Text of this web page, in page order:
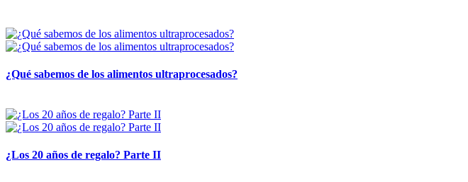
¿Qué sabemos de los alimentos ultraprocesados?
¿Los 20 años de regalo? Parte II